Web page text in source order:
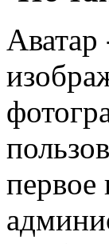
Аватар
первое